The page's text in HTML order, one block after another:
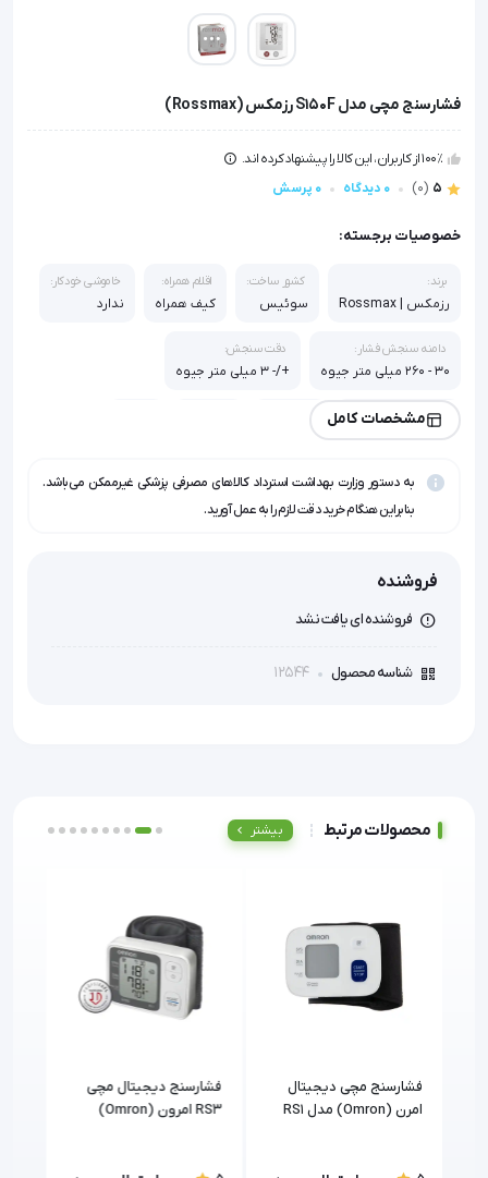
فشارسنج مچی مدل S150F رزمکس (Rossmax)
100٪ از کاربران، این کالا را پیشنهاد کرده اند.
5
(0) 0 دیدگاه 0 پرسش
خصوصیات برجسته:
برند:
رزمکس | Rossmax
کشور ساخت:
سوئیس
اقلام همراه:
کیف همراه
خاموشی خودکار:
ندارد
دامنه سنجش فشار:
30 - 260 میلی متر جیوه
دقت سنجش:
+/- 3 میلی متر جیوه
سایز کاف:
13.5 - 22 سانتی متر
سخنگو:
نمی باشد
نمایش ضربان قلب: نوع فشارسنج:
دیجیتال مچی
مشخصات کامل
به دستور وزارت بهداشت استرداد کالاهای مصرفی پزشکی غیرممکن می‌باشد.
بنابراین هنگام خرید دقت لازم را به عمل آورید.
فروشنده
فروشنده ای یافت نشد
شناسه محصول 12544
محصولات مرتبط بیشتر
فشارسنج مچی دیجیتال
امرن (Omron) مدل RS1
فشارسنج دیجیتال مچی
RS3 امرون (Omron)